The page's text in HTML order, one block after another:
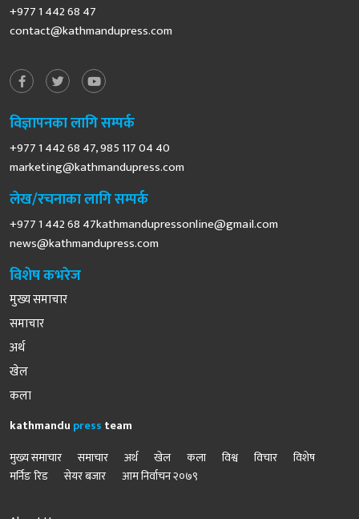
+977 1 442 68 47
contact@kathmandupress.com
विज्ञापनका लागि सम्पर्क
+977 1 442 68 47, 985 117 04 40
marketing@kathmandupress.com
लेख/रचनाका लागि सम्पर्क
+977 1 442 68 47kathmandupressonline@gmail.com
news@kathmandupress.com
विशेष कभरेज
मुख्य समाचार
समाचार
अर्थ
खेल
कला
kathmandu press team
मुख्य समाचार
समाचार अर्थ खेल कला विश्व विचार
विशेष
मर्निङ रिड
सेयर बजार आम निर्वाचन २०७९